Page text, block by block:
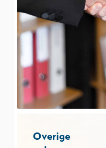
Overige